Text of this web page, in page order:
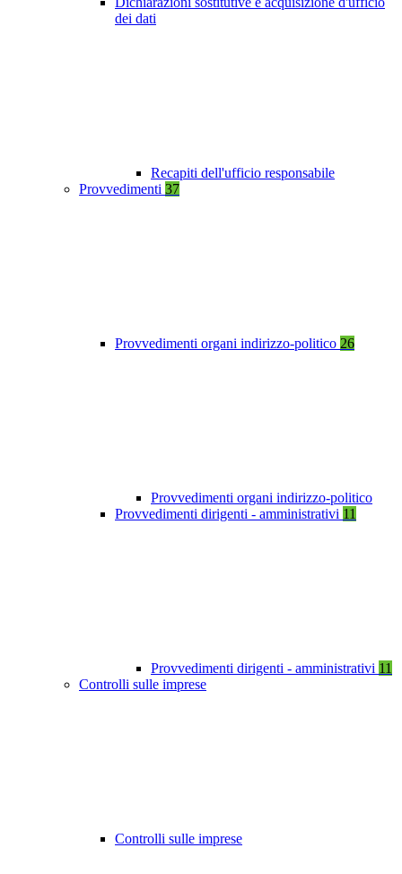
dei dati
Recapiti dell'ufficio responsabile
Provvedimenti 37
Provvedimenti organi indirizzo-politico 26
Provvedimenti organi indirizzo-politico
Provvedimenti dirigenti - amministrativi 11
Provvedimenti dirigenti - amministrativi 11
Controlli sulle imprese
Controlli sulle imprese